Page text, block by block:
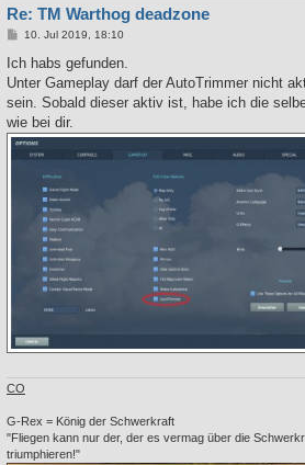
Re: TM Warthog deadzone
B
i
r
a
10. Jul 2019, 18:10
Ich habs gefunden.
Unter Gameplay darf der AutoTrimmer nicht
sein. Sobald dieser aktiv ist, habe ich die
wie bei dir.
CO
G-Rex = König der Schwerkraft
"Fliegen kann nur der, der es vermag über die
triumphieren!"